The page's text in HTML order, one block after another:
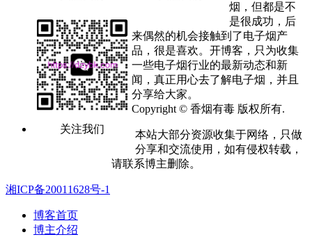
关注我们
烟，但都是不
是很成功，后
来偶然的机会接触到了电子烟产
品，很是喜欢。开博客，只为收集
一些电子烟行业的最新动态和新
闻，真正用心去了解电子烟，并且
分享给大家。
Copyright © 香烟有毒 版权所有.
本站大部分资源收集于网络，只做
分享和交流使用，如有侵权转载，
请联系博主删除。
湘ICP备20011628号-1
博客首页
博主介绍